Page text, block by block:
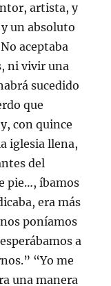
artista, y
un absoluto
aceptaba
ni vivir una
sucedido
que
con quince
iglesia llena,
del
pie…, íbamos
era más
poníamos
a
“Yo me
una manera